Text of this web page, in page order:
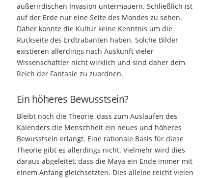
außerirdischen Invasion untermauern. Schließlich ist
auf der Erde nur eine Seite des Mondes zu sehen.
Daher konnte die Kultur keine Kenntnis um die
Rückseite des Erdtrabanten haben. Solche Bilder
existieren allerdings nach Auskunft vieler
Wissenschaftler nicht wirklich und sind daher dem
Reich der Fantasie zu zuordnen.
Ein höheres Bewusstsein?
Bleibt noch die Theorie, dass zum Auslaufen des
Kalenders die Menschheit ein neues und höheres
Bewusstsein erlangt. Eine rationale Basis für diese
Theorie gibt es allerdings nicht. Vielmehr wird dies
daraus abgeleitet, dass die Maya ein Ende immer mit
einem Anfang gleichsetzten. Dies alleine reicht vielen